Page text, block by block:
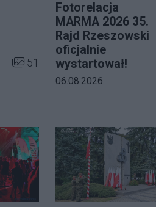
Liczba zdjęć w galerii:
51
Fotorelacja
MARMA 2026 35.
Rajd Rzeszowski
oficjalnie
wystartował!
Data dodania galerii:
06.08.2026